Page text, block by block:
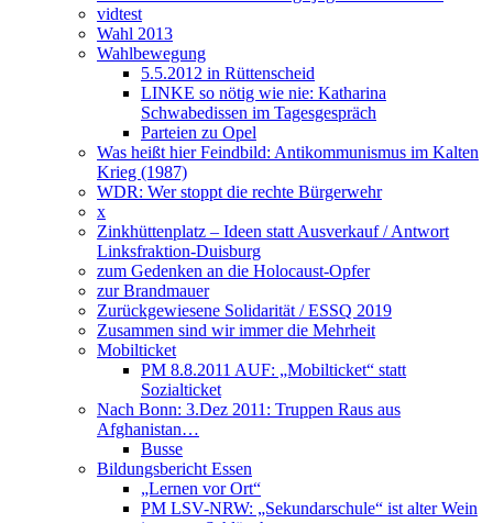
vidtest
Wahl 2013
Wahlbewegung
5.5.2012 in Rüttenscheid
LINKE so nötig wie nie: Katharina
Schwabedissen im Tagesgespräch
Parteien zu Opel
Was heißt hier Feindbild: Antikommunismus im Kalten
Krieg (1987)
WDR: Wer stoppt die rechte Bürgerwehr
x
Zinkhüttenplatz – Ideen statt Ausverkauf / Antwort
Linksfraktion-Duisburg
zum Gedenken an die Holocaust-Opfer
zur Brandmauer
Zurückgewiesene Solidarität / ESSQ 2019
Zusammen sind wir immer die Mehrheit
Mobilticket
PM 8.8.2011 AUF: „Mobilticket“ statt
Sozialticket
Nach Bonn: 3.Dez 2011: Truppen Raus aus
Afghanistan…
Busse
Bildungsbericht Essen
„Lernen vor Ort“
PM LSV-NRW: „Sekundarschule“ ist alter Wein